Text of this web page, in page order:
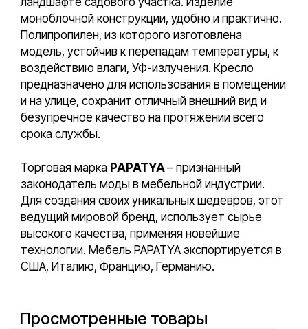
моноблочной конструкции, удобно и практично.
Полипропилен, из которого изготовлена
модель, устойчив к перепадам температуры, к
воздействию влаги, УФ-излучения. Кресло
предназначено для использования в помещении
и на улице, сохранит отличный внешний вид и
безупречное качество на протяжении всего
срока службы.
Торговая марка PAPATYA– признанный
законодатель моды в мебельной индустрии.
Для создания своих уникальных шедевров, этот
ведущий мировой бренд, использует сырье
высокого качества, применяя новейшие
технологии. Мебель PAPATYA экспортируется в
США, Италию, Францию, Германию.
Просмотренные товары